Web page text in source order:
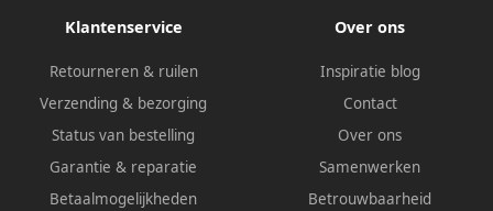
Klantenservice
Retourneren & ruilen
Verzending & bezorging
Status van bestelling
Garantie & reparatie
Betaalmogelijkheden
Over ons
Inspiratie blog
Contact
Over ons
Samenwerken
Betrouwbaarheid